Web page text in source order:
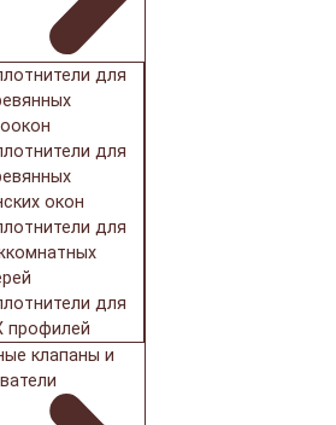
для
для
окон
для
для
профилей
клапаны и